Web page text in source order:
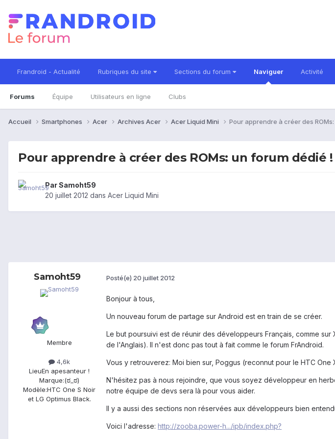
Frandroid - Actualité Rubriques du site Sections du forum Naviguer
Forums Équipe Utilisateurs en ligne Clubs
Activité
Accueil Smartphones Acer Archives Acer Acer Liquid Mini Pour apprendre à créer des
Pour apprendre à créer des ROMs: un forum dédié !
ParSamoht59
20 juillet 2012 dans Acer Liquid Mini
Samoht59
Membre
4,6k
LieuEn apesanteur !
Marque:(ಠ_ಠ)
Modèle:HTC One S Noir
et LG Optimus Black.
Posté(e) 20 juillet 2012
Bonjour à tous,
Un nouveau forum de partage sur Android est en train de se créer.
Le but poursuivi est de réunir des développeurs Français, comme
de l'Anglais). Il n'est donc pas tout à fait comme le forum FrAndroid.
Vous y retrouverez: Moi bien sur, Poggus (reconnut pour le HTC One
N'hésitez pas à nous rejoindre, que vous soyez développeur en
notre équipe de devs sera là pour vous aider.
Il y a aussi des sections non réservées aux développeurs bien
Voici l'adresse: http://zooba.power-h.../ipb/index.php?